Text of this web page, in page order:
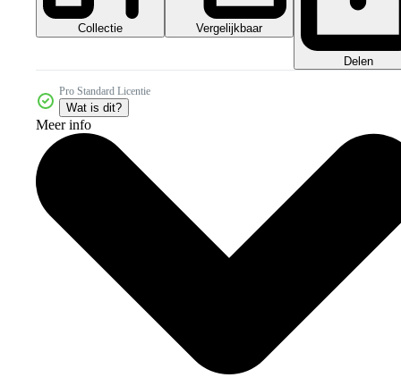
Collectie Vergelijkbaar
Delen
Pro Standard Licentie
Wat is dit?
Meer info